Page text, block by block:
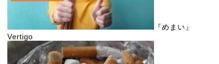
『めまい』
Vertigo